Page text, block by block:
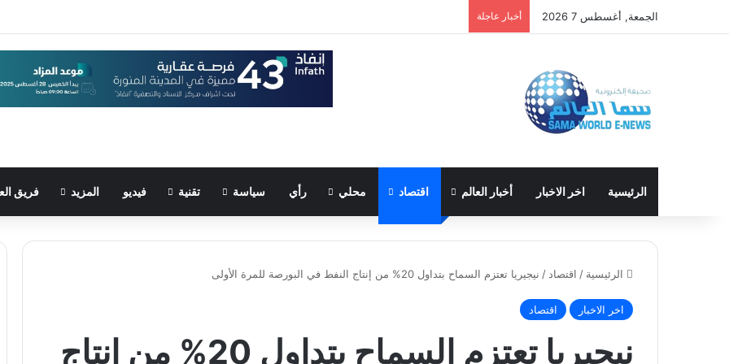
الجمعة, أغسطس 7 2026 أخبار عاجلة
الرئيسية اخر الاخبار أخبار العالم اقتصاد محلي رأي سياسة تقنية فيديو المزيد فريق
الرئيسية / اقتصاد / نيجيريا تعتزم السماح بتداول 20% من إنتاج النفط في البورصة للمرة الأولى
اخر الاخبار اقتصاد
نيجيريا تعتزم السماح بتداول 20% من إنتاج